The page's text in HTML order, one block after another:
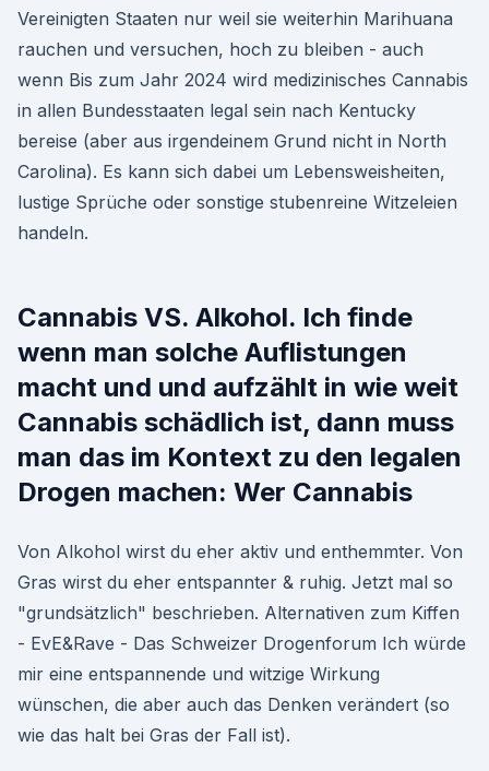
Vereinigten Staaten nur weil sie weiterhin Marihuana
rauchen und versuchen, hoch zu bleiben - auch
wenn Bis zum Jahr 2024 wird medizinisches Cannabis
in allen Bundesstaaten legal sein nach Kentucky
bereise (aber aus irgendeinem Grund nicht in North
Carolina). Es kann sich dabei um Lebensweisheiten,
lustige Sprüche oder sonstige stubenreine Witzeleien
handeln.
Cannabis VS. Alkohol. Ich finde
wenn man solche Auflistungen
macht und und aufzählt in wie weit
Cannabis schädlich ist, dann muss
man das im Kontext zu den legalen
Drogen machen: Wer Cannabis
Von Alkohol wirst du eher aktiv und enthemmter. Von
Gras wirst du eher entspannter & ruhig. Jetzt mal so
"grundsätzlich" beschrieben. Alternativen zum Kiffen
- EvE&Rave - Das Schweizer Drogenforum Ich würde
mir eine entspannende und witzige Wirkung
wünschen, die aber auch das Denken verändert (so
wie das halt bei Gras der Fall ist).